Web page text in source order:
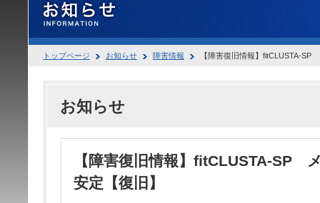
トップページ お知らせ 障害情報 【障害復旧情報】fitCLUSTA-SP
お知らせ
【障害復旧情報】fitCLUSTA-SP
安定【復旧】